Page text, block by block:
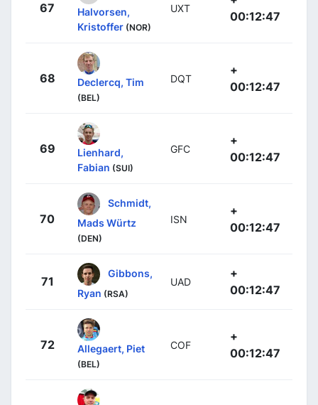
67
Halvorsen,
Kristoffer (NOR)
UXT
00:12:47
68 Declercq, Tim
(BEL)
DQT
+
00:12:47
69
Lienhard,
Fabian (SUI)
GFC
+
00:12:47
70
Schmidt,
Mads Würtz
(DEN)
ISN
+
00:12:47
71
Gibbons,
Ryan (RSA)
UAD
+
00:12:47
72 Allegaert, Piet
(BEL)
COF
+
00:12:47